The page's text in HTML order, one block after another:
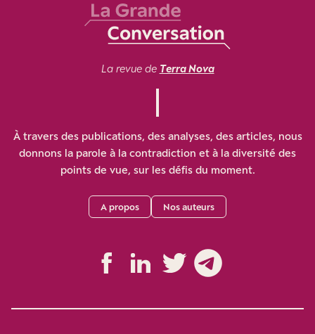
La revue de Terra Nova
À travers des publications, des analyses, des articles, nous
donnons la parole à la contradiction et à la diversité des
points de vue, sur les défis du moment.
A propos Nos auteurs